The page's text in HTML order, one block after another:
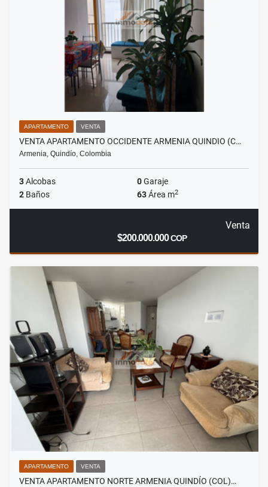
APARTAMENTO VENTA
VENTA APARTAMENTO OCCIDENTE ARMENIA QUINDIO (C…
Armenia, Quindío, Colombia
3Alcobas 0Garaje
2 Baños 63Área m2
Venta
$200.000.000COP
APARTAMENTO VENTA
VENTA APARTAMENTO NORTE ARMENIA QUINDÍO (COL)…